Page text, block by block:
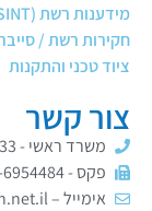
מידענות רשת (OSINT)
חקירות רשת / סייבר
ציוד טכני והתקנות
צור קשר
משרד ראשי - 03-6091533
פקס - 03-6954484
אימייל –